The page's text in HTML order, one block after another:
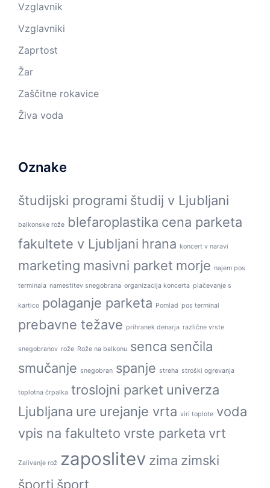
Vzglavnik
Vzglavniki
Zaprtost
Žar
Zaščitne rokavice
Živa voda
Oznake
študijski programi študij v Ljubljani
balkonske rože blefaroplastika cena parketa
fakultete v Ljubljani hrana koncert v naravi
marketing masivni parket morje najem pos
terminala namestitev snegobrana organizacija koncerta plačevanje s
kartico polaganje parketa Pomlad pos terminal
prebavne težave prihranek denarja različne vrste
snegobranov rože Rože na balkonu senca senčila
smučanje snegobran spanje streha stroški ogrevanja
toplotna črpalka troslojni parket univerza
Ljubljana ure urejanje vrta viri toplote voda
vpis na fakulteto vrste parketa vrt
Zalivanje rož zaposlitev zima zimski
športi šport